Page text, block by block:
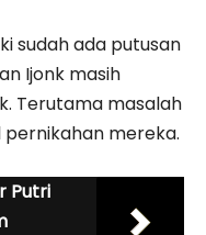
sudah ada putusan
Ijonk masih
Terutama masalah
mereka.
Putri